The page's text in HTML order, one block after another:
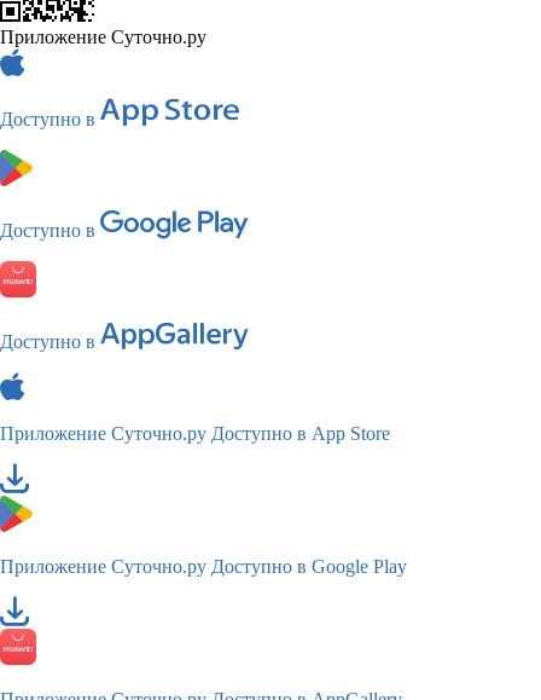
Приложение Суточно.ру
Доступно в
Доступно в
Доступно в
Приложение Суточно.ру Доступно в App Store
Приложение Суточно.ру Доступно в Google Play